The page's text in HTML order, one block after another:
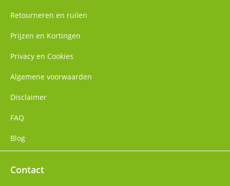
Retourneren en ruilen
Prijzen en Kortingen
Privacy en Cookies
Algemene voorwaarden
Disclaimer
FAQ
Blog
Contact